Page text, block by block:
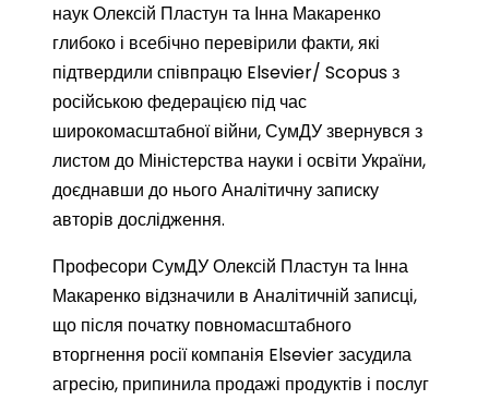
наук Олексій Пластун та Інна Макаренко
глибоко і всебічно перевірили факти, які
підтвердили співпрацю Elsevier/ Scopus з
російською федерацією під час
широкомасштабної війни, СумДУ звернувся з
листом до Міністерства науки і освіти України,
доєднавши до нього Аналітичну записку
авторів дослідження.
Професори СумДУ Олексій Пластун та Інна
Макаренко відзначили в Аналітичній записці,
що після початку повномасштабного
вторгнення росії компанія Elsevier засудила
агресію, припинила продажі продуктів і послуг